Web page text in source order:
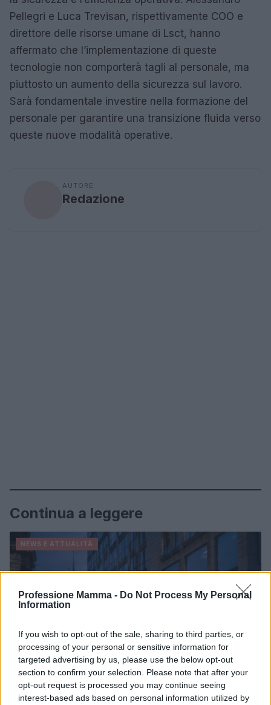
Professione Mamma - Do Not Process My Personal
Information
If you wish to opt-out of the sale, sharing to third parties, or
processing of your personal or sensitive information for
targeted advertising by us, please use the below opt-out
section to confirm your selection. Please note that after your
opt-out request is processed you may continue seeing
interest-based ads based on personal information utilized by
Pellegri e Luca Trevisan, rispettivamente COO e
direttore delle risorse umane di Lsct, hanno
affermato che l’implementazione di queste
tecnologie non comporterà tagli al personale, ma
piuttosto un aumento della sicurezza sul lavoro.
Sarà fondamentale investire nella formazione del
personale per garantire una transizione fluida verso
queste nuove modalità operative.
AUTORE
Redazione
Continua a leggere
NEWS E ATTUALITÀ